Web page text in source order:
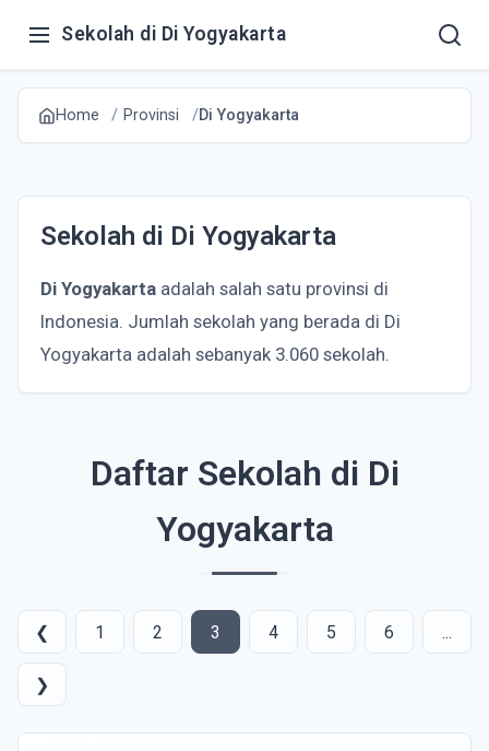
Sekolah di Di Yogyakarta
Home Provinsi Di Yogyakarta
Sekolah di Di Yogyakarta
Di Yogyakarta adalah salah satu provinsi di
Indonesia. Jumlah sekolah yang berada di Di
Yogyakarta adalah sebanyak 3.060 sekolah.
Daftar Sekolah di Di
Yogyakarta
❮ 1 2 3 4 5 6 ...
❯